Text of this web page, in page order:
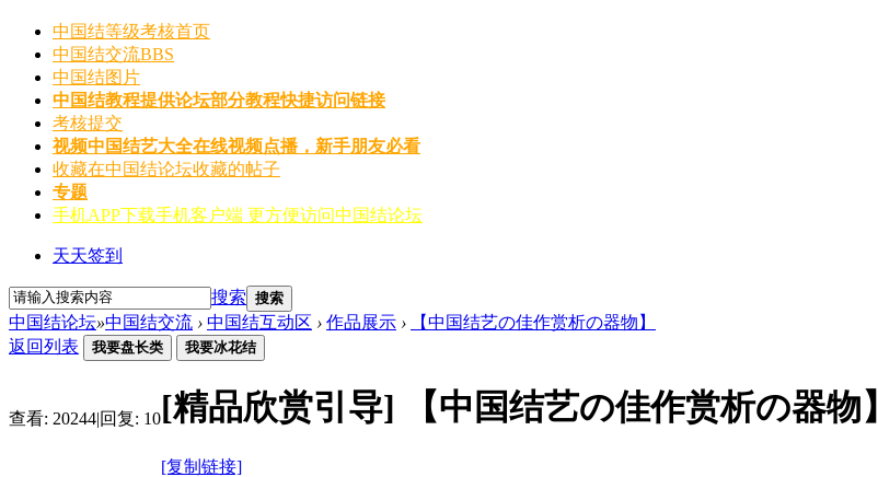
中国结等级考核首页
中国结交流BBS
中国结图片
中国结教程提供论坛部分教程快捷访问链接
考核提交
视频中国结艺大全在线视频点播，新手朋友必看
收藏在中国结论坛收藏的帖子
专题
手机APP下载手机客户端 更方便访问中国结论坛
天天签到
搜索 搜索
中国结论坛»中国结交流 › 中国结互动区 › 作品展示 ›
【中国结艺の佳作赏析の器物】
返回列表
我要盘长类 我要冰花结
查看: 20244|回复: 10[精品欣赏引导] 【中国结艺の佳作赏析の器物】
[复制链接]